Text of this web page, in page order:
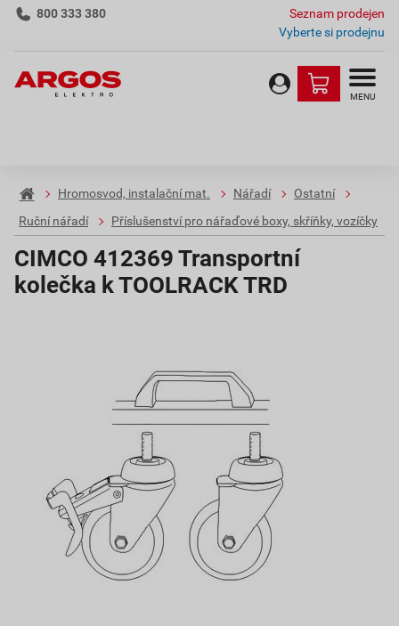
800 333 380
Seznam prodejen
Vyberte si prodejnu
MENU
Hromosvod, instalační mat. Nářadí
Ostatní
Ruční nářadí
Příslušenství pro nářaďové boxy, skříňky, vozíčky
CIMCO 412369 Transportní
kolečka k TOOLRACK TRD